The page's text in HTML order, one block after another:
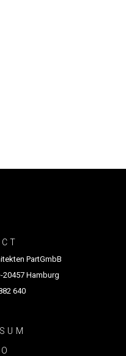
PartGmbB
Hamburg
640